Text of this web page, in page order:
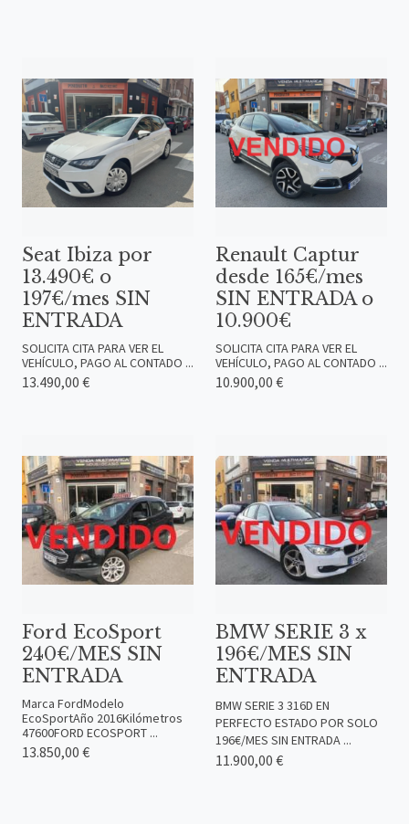
Seat Ibiza por
13.490€ o
197€/mes SIN
ENTRADA
SOLICITA CITA PARA VER EL
VEHÍCULO, PAGO AL CONTADO ...
13.490,00 €
Renault Captur
desde 165€/mes
SIN ENTRADA o
10.900€
SOLICITA CITA PARA VER EL
VEHÍCULO, PAGO AL CONTADO ...
10.900,00 €
Ford EcoSport
240€/MES SIN
ENTRADA
Marca FordModelo
EcoSportAño 2016Kilómetros
47600FORD ECOSPORT ...
13.850,00 €
BMW SERIE 3 x
196€/MES SIN
ENTRADA
BMW SERIE 3 316D EN
PERFECTO ESTADO POR SOLO
196€/MES SIN ENTRADA ...
11.900,00 €